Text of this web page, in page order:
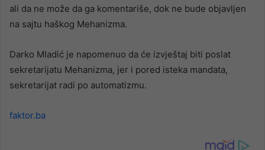
ali da ne može da ga komentariše, dok ne bude objavljen
na sajtu haškog Mehanizma.
Darko Mladić je napomenuo da će izvještaj biti poslat
sekretarijatu Mehanizma, jer i pored isteka mandata,
sekretarijat radi po automatizmu.
faktor.ba